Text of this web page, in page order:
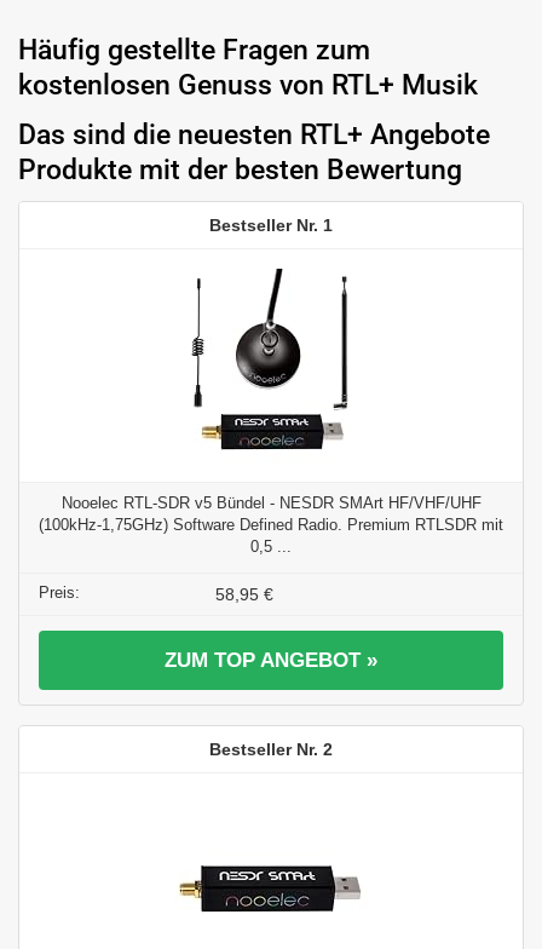
Häufig gestellte Fragen zum
kostenlosen Genuss von RTL+ Musik
Das sind die neuesten RTL+ Angebote
Produkte mit der besten Bewertung
1
Nooelec RTL-SDR v5 Bündel - NESDR SMArt HF/VHF/UHF
(100kHz-1,75GHz) Software Defined Radio. Premium RTLSDR mit
0,5 ...
58,95 €
ZUM TOP ANGEBOT »
2